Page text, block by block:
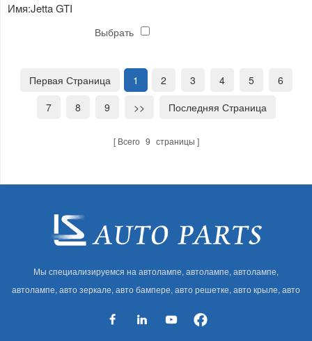
Имя:Jetta GTI
Выбрать
Первая Страница 1 2 3 4 5
6
7
8 9 >> Последняя Страница
Всего 9 страницы
Мы специализируемся на автолампе, автолампе, автолампе,
автолампе, авто зеркале, авто бампере, авто решетке, авто крыле, авто
автозапчастей для Audi, VW, Benz, BMW